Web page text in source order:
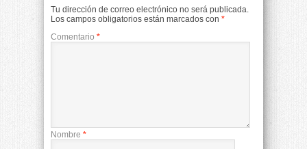
Tu dirección de correo electrónico no será publicada.
Los campos obligatorios están marcados con *
Comentario *
Nombre *